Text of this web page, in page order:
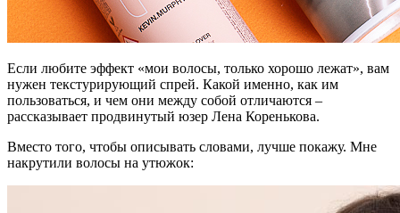
Если любите эффект «мои волосы, только хорошо лежат», вам
нужен текстурирующий спрей. Какой именно, как им
пользоваться, и чем они между собой отличаются –
рассказывает продвинутый юзер Лена Коренькова.
Вместо того, чтобы описывать словами, лучше покажу. Мне
накрутили волосы на утюжок: